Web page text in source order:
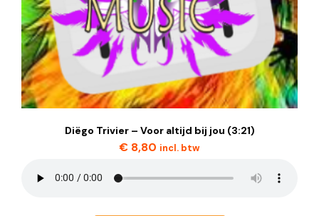
Diëgo Trivier – Voor altijd bij jou (3:21)
€ 8,80 incl. btw